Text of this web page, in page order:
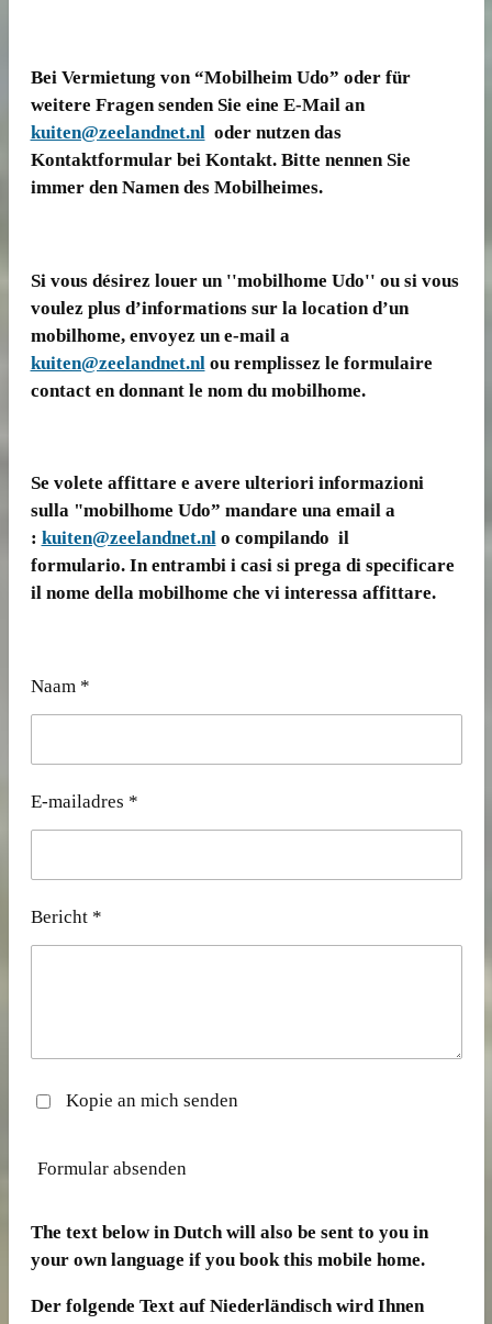
Bei Vermietung von “Mobilheim Udo” oder für
weitere Fragen senden Sie eine E-Mail an
kuiten@zeelandnet.nloder nutzen das
Kontaktformular bei Kontakt. Bitte nennen Sie
immer den Namen des Mobilheimes.
Si vous désirez louer un ''mobilhome Udo'' ou si vous
voulez plus d’informations sur la location d’un
mobilhome, envoyez un e-mail a
kuiten@zeelandnet.nl ou remplissez le formulaire
contact en donnant le nom du mobilhome.
Se volete affittare e avere ulteriori informazioni
sulla "mobilhome Udo” mandare una email a
: kuiten@zeelandnet.nlo compilando il
formulario. In entrambi i casi si prega di specificare
il nome della mobilhome che vi interessa affittare.
Naam *
E-mailadres *
Bericht *
Kopie an mich senden
Formular absenden
The text below in Dutch will also be sent to you in
your own language if you book this mobile home.
Der folgende Text auf Niederländisch wird Ihnen